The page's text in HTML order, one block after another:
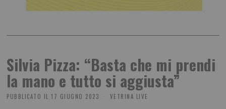
Silvia Pizza: “Basta che mi prendi
la mano e tutto si aggiusta”
PUBBLICATO IL 17 GIUGNO 2023 VETRINA LIVE